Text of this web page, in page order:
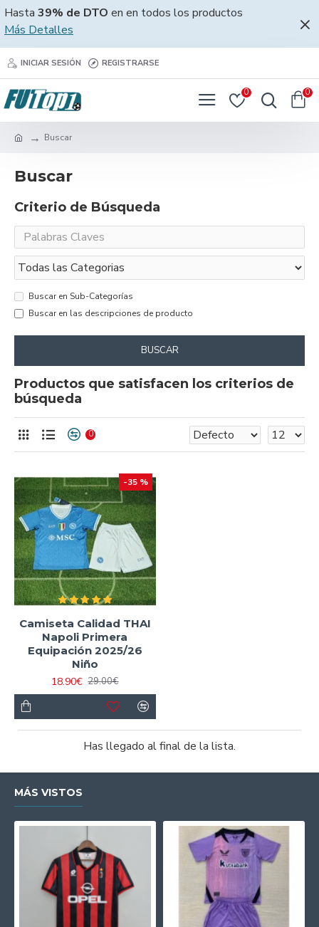
Hasta 39% de DTO en en todos los productos
Más Detalles
INICIAR SESIÓN REGISTRARSE
0 0
Buscar
Buscar
Criterio de Búsqueda
Buscar en Sub-Categorías
Buscar en las descripciones de producto
BUSCAR
Productos que satisfacen los criterios de
búsqueda
0
-35 %
Camiseta Calidad THAI
Napoli Primera
Equipación 2025/26
Niño
18.90€ 29.00€
Has llegado al final de la lista.
MÁS VISTOS